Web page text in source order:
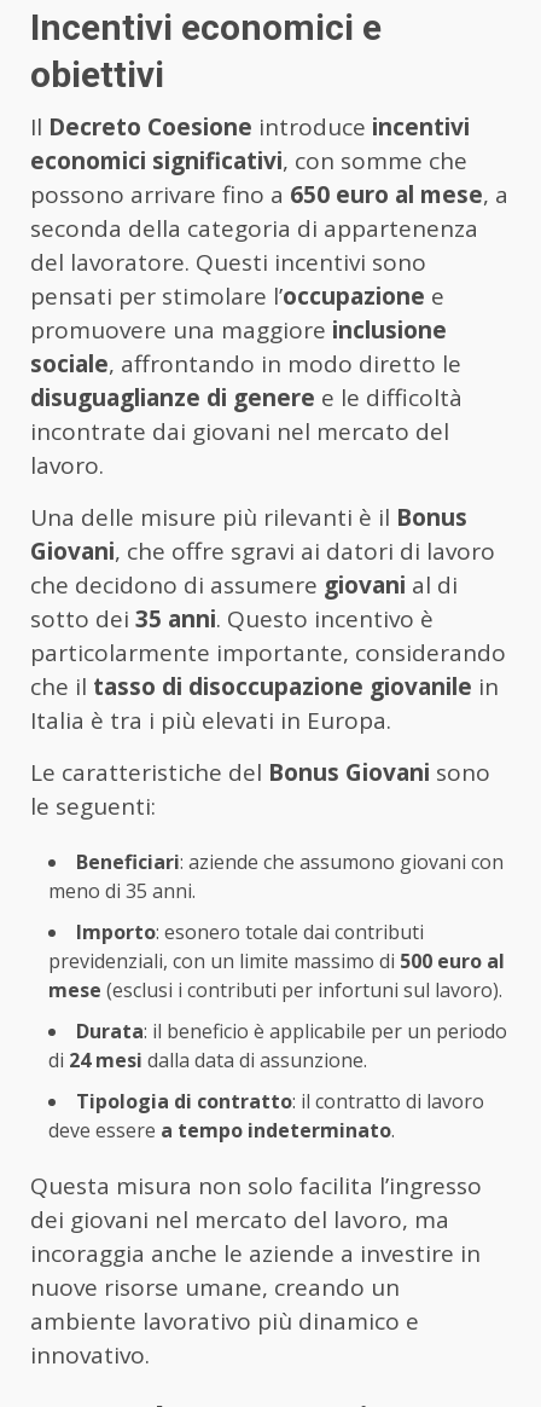
Incentivi economici e
obiettivi
Il Decreto Coesione introduce incentivi
economici significativi, con somme che
possono arrivare fino a 650 euro al mese, a
seconda della categoria di appartenenza
del lavoratore. Questi incentivi sono
pensati per stimolare l’occupazione e
promuovere una maggiore inclusione
sociale, affrontando in modo diretto le
disuguaglianze di genere e le difficoltà
incontrate dai giovani nel mercato del
lavoro.
Una delle misure più rilevanti è il Bonus
Giovani, che offre sgravi ai datori di lavoro
che decidono di assumere giovani al di
sotto dei 35 anni. Questo incentivo è
particolarmente importante, considerando
che il tasso di disoccupazione giovanile in
Italia è tra i più elevati in Europa.
Le caratteristiche del Bonus Giovani sono
le seguenti:
Beneficiari: aziende che assumono giovani con
meno di 35 anni.
Importo: esonero totale dai contributi
previdenziali, con un limite massimo di 500 euro al
mese (esclusi i contributi per infortuni sul lavoro).
Durata: il beneficio è applicabile per un periodo
di 24 mesi dalla data di assunzione.
Tipologia di contratto: il contratto di lavoro
deve essere a tempo indeterminato.
Questa misura non solo facilita l’ingresso
dei giovani nel mercato del lavoro, ma
incoraggia anche le aziende a investire in
nuove risorse umane, creando un
ambiente lavorativo più dinamico e
innovativo.